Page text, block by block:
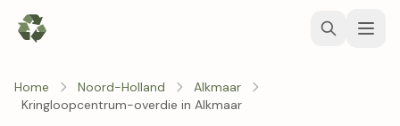
Home Noord-Holland
Alkmaar
Kringloopcentrum-overdie in Alkmaar